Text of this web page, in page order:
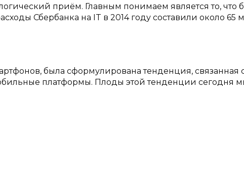
приём. Главным понимаем является то, что
Сбербанка на IT в 2014 году составили около 65
была сформулирована тенденция, связанная
платформы. Плоды этой тенденции сегодня